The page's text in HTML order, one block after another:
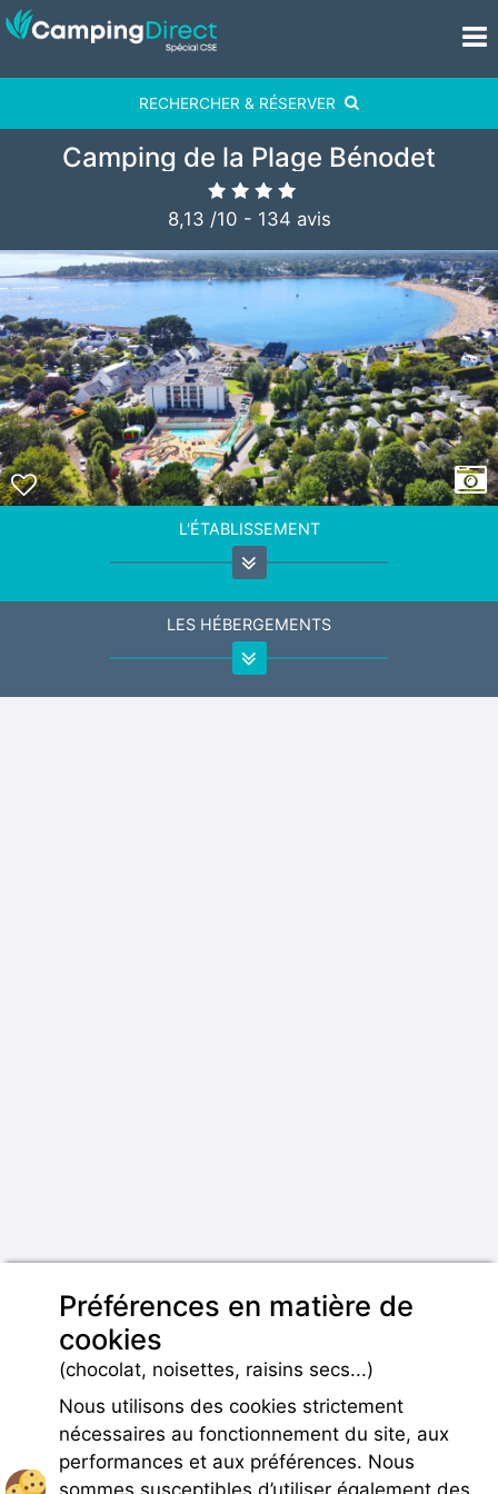
RECHERCHER & RÉSERVER
Camping de la Plage Bénodet
8,13 /10 - 134 avis
L'ÉTABLISSEMENT
LES HÉBERGEMENTS
Préférences en matière de
cookies
(chocolat, noisettes, raisins secs...)
Nous utilisons des cookies strictement
nécessaires au fonctionnement du site, aux
performances et aux préférences. Nous
sommes susceptibles d’utiliser également des